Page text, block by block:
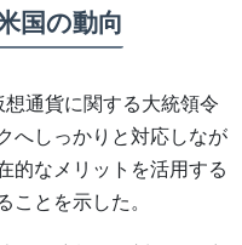
国の動向
通貨に関する大統領令
へしっかりと対応しなが
的なメリットを活用する
ことを示した。